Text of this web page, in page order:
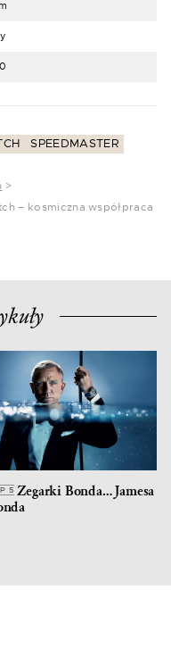
SPEEDMASTER
>
– kosmiczna współpraca
5Zegarki Bonda… Jamesa